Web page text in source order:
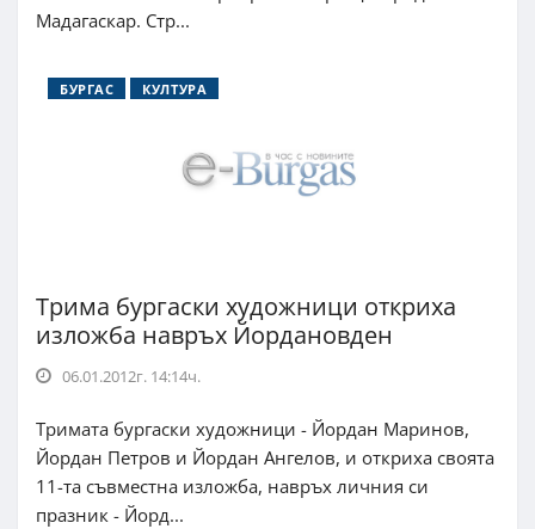
Мадагаскар. Стр...
БУРГАС КУЛТУРА
Трима бургаски художници откриха
изложба навръх Йордановден
06.01.2012г. 14:14ч.
Тримата бургаски художници - Йордан Маринов,
Йордан Петров и Йордан Ангелов, и откриха своята
11-та съвместна изложба, навръх личния си
празник - Йорд...